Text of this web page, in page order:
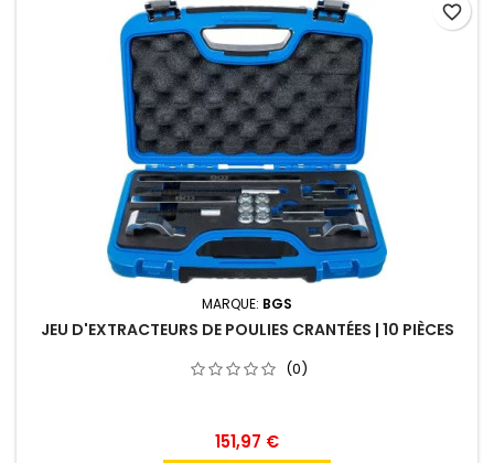
MARQUE: BGS
JEU D'EXTRACTEURS DE POULIES CRANTÉES | 10 PIÈCES
(0)
151,97 €
favorite_border